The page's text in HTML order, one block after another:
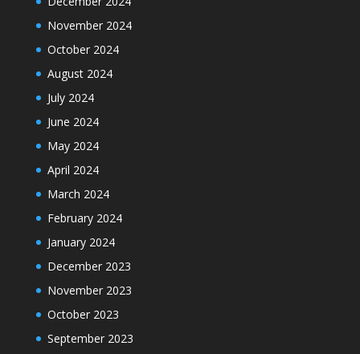
November 2024
October 2024
August 2024
July 2024
June 2024
May 2024
April 2024
March 2024
February 2024
January 2024
December 2023
November 2023
October 2023
September 2023